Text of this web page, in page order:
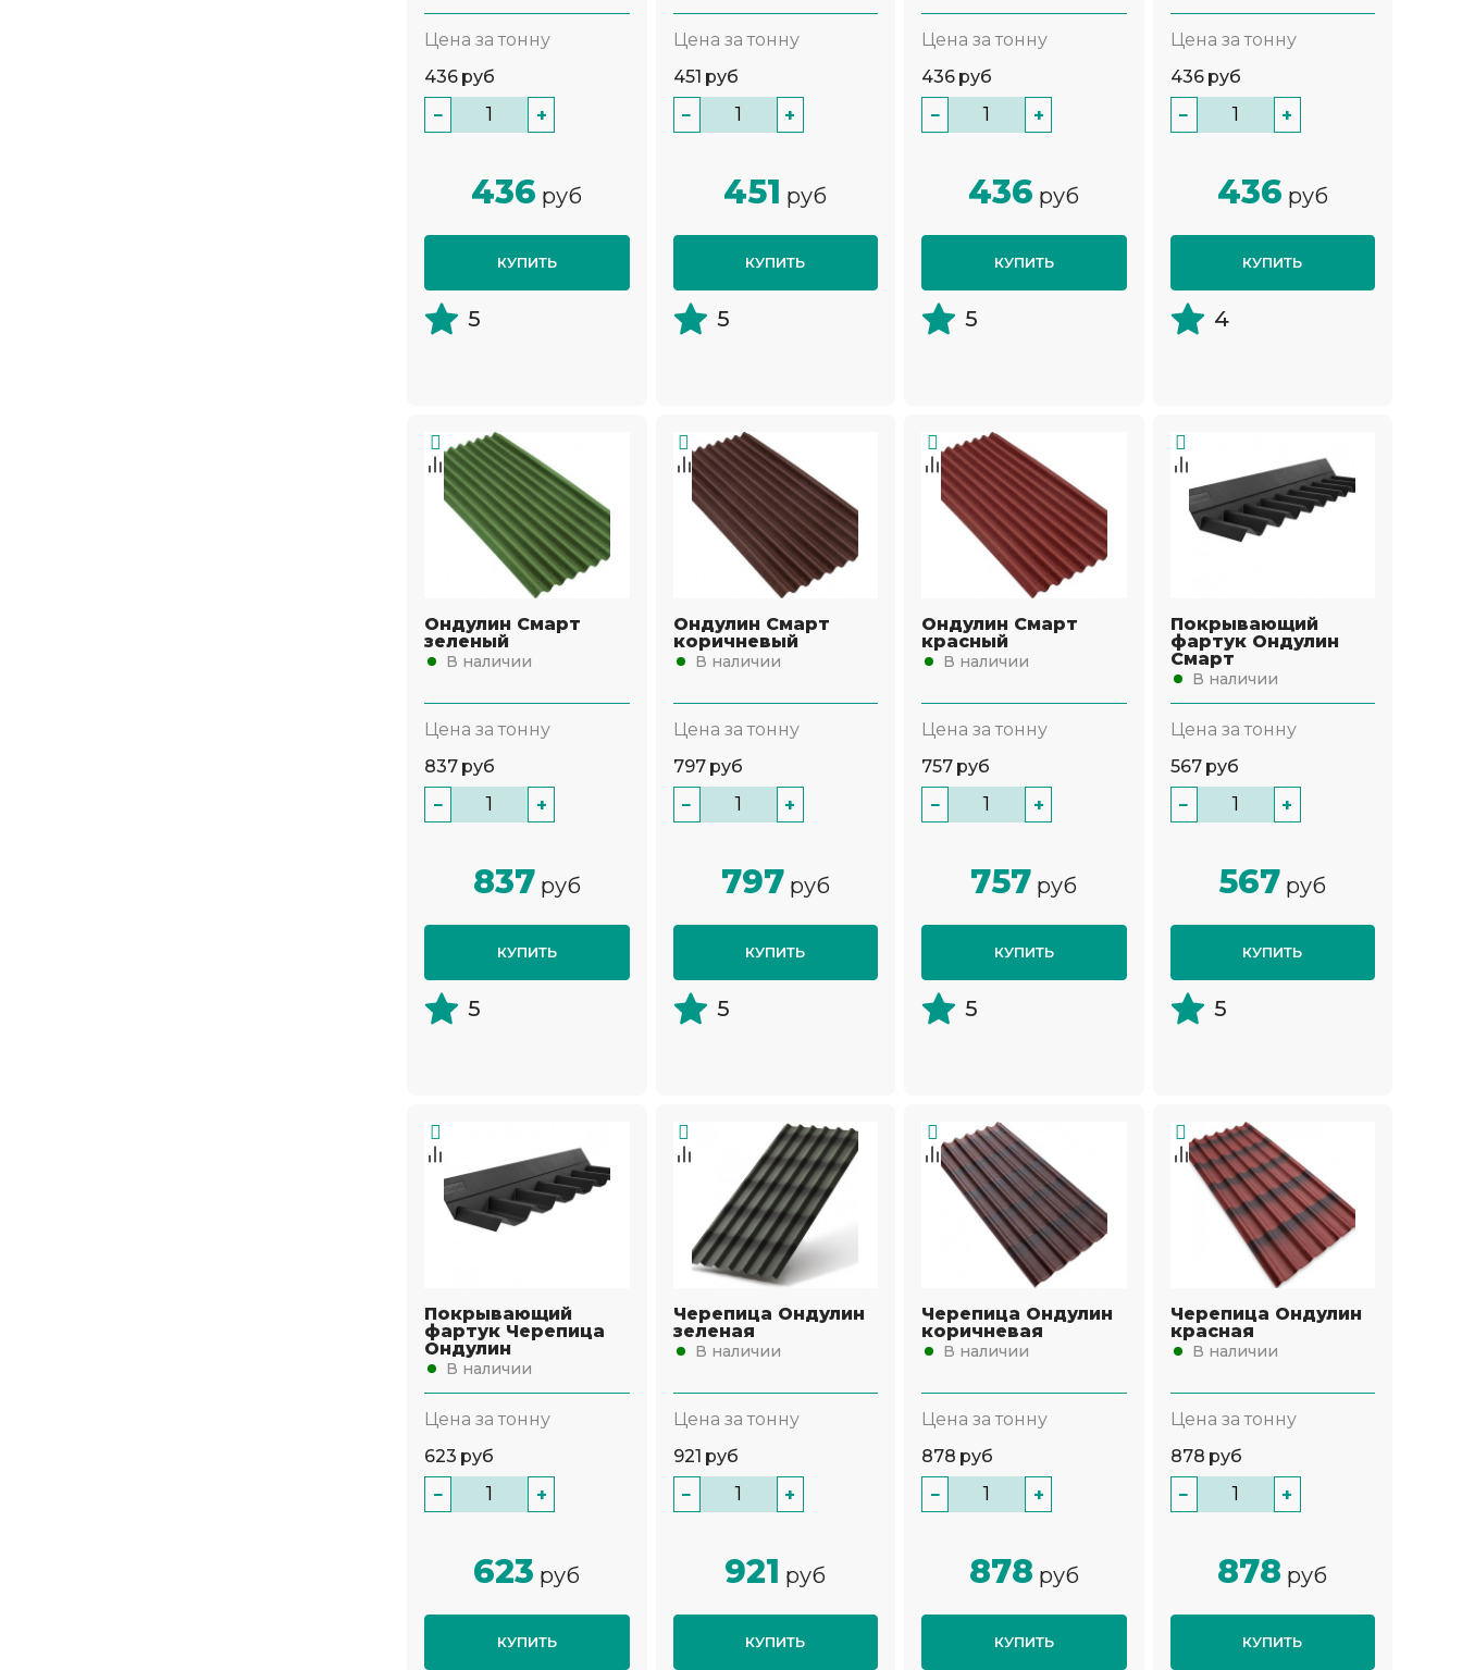
Цена за тонну
436 руб
−
+
436 руб
КУПИТЬ
5
Цена за тонну
451 руб
−
+
451 руб
КУПИТЬ
5
Цена за тонну
436 руб
−
+
436 руб
КУПИТЬ
5
Цена за тонну
436 руб
−
+
436 руб
КУПИТЬ
4
Ондулин Смарт
зеленый
В наличии
Цена за тонну
837 руб
−
+
837 руб
КУПИТЬ
5
Ондулин Смарт
коричневый
В наличии
Цена за тонну
797 руб
−
+
797 руб
КУПИТЬ
5
Ондулин Смарт
красный
В наличии
Цена за тонну
757 руб
−
+
757 руб
КУПИТЬ
5
Покрывающий
фартук Ондулин
Смарт
В наличии
Цена за тонну
567 руб
−
+
567 руб
КУПИТЬ
5
Покрывающий
фартук Черепица
Ондулин
В наличии
Цена за тонну
623 руб
−
+
623 руб
КУПИТЬ
Черепица Ондулин
зеленая
В наличии
Цена за тонну
921 руб
−
+
921 руб
КУПИТЬ
Черепица Ондулин
коричневая
В наличии
Цена за тонну
878 руб
−
+
878 руб
КУПИТЬ
Черепица Ондулин
красная
В наличии
Цена за тонну
878 руб
−
+
878 руб
КУПИТЬ